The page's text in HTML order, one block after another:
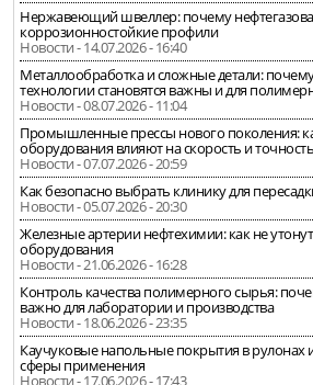
Нержавеющий швеллер: почему
коррозионностойкие профили
Новости - 14.07.2026 - 16:40
Металлообработка и сложные детали:
технологии становятся важны и для
Новости - 08.07.2026 - 11:04
Промышленные прессы нового поколения:
оборудования влияют на скорость и
Новости - 07.07.2026 - 20:59
Как безопасно выбрать клинику для
Новости - 05.07.2026 - 20:30
Железные артерии нефтехимии: как не
оборудования
Новости - 21.06.2026 - 16:28
Контроль качества полимерного сырья:
важно для лаборатории и производства
Новости - 18.06.2026 - 23:35
Каучуковые напольные покрытия в рулонах
сферы применения
Новости - 17.06.2026 - 17:43